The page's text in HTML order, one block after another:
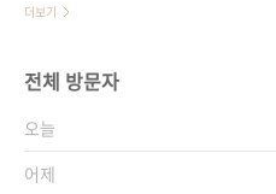
더보기
전체 방문자
오늘
어제